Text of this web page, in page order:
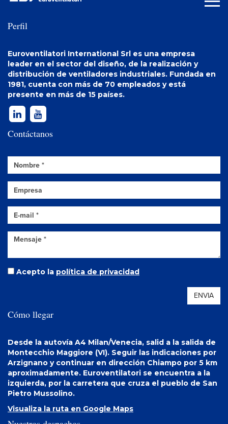
Perfil
Euroventilatori International Srl es una empresa
leader en el sector del diseño, de la realización y
distribución de ventiladores industriales. Fundada en
1981, cuenta con más de 70 empleados y está
presente en más de 15 países.
Contáctanos
Acepto la política de privacidad
ENVIA
Cómo llegar
Desde la autovía A4 Milan/Venecia, salid a la salida de
Montecchio Maggiore (VI). Seguir las indicaciones por
Arzignano y continuar en dirección Chiampo por 5 km
aproximadamente. Euroventilatori se encuentra a la
izquierda, por la carretera que cruza el pueblo de San
Pietro Mussolino.
Visualiza la ruta en Google Maps